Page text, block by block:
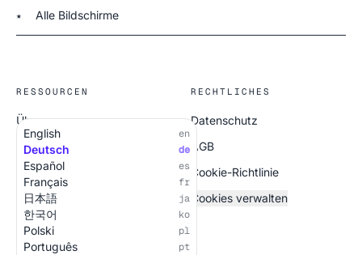
★ Alle Bildschirme
RESSOURCEN
Über uns
Alle Bildschirme
RECHTLICHES
Datenschutz
AGB
Cookie-Richtlinie
Cookies verwalten
English en
Deutsch de
Español es
Français fr
日本語 ja
한국어 ko
Polski pl
Português pt